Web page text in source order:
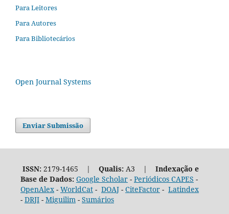
Para Leitores
Para Autores
Para Bibliotecários
Open Journal Systems
Enviar Submissão
ISSN:2179-1465 | Qualis:A3 | Indexação e
Base de Dados: Google Scholar- Periódicos CAPES -
OpenAlex- WorldCat- DOAJ- CiteFactor- Latindex
- DRJI- Miguilim- Sumários